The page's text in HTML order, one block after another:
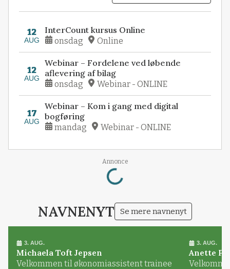
12
AUG
InterCount kursus Online
onsdag Online
12
AUG
Webinar – Fordelene ved løbende
aflevering af bilag
onsdag Webinar - ONLINE
17
AUG
Webinar – Kom i gang med digital
bogføring
mandag Webinar - ONLINE
Annonce
Loading...
NAVNENYT Se mere navnenyt
3. AUG.
Michaela Toft Jepsen
Velkommen til økonomiassistent trainee
3. AUG.
Anette